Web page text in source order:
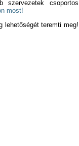
szervezetek csoportos
most!
lehetőségét teremti meg!